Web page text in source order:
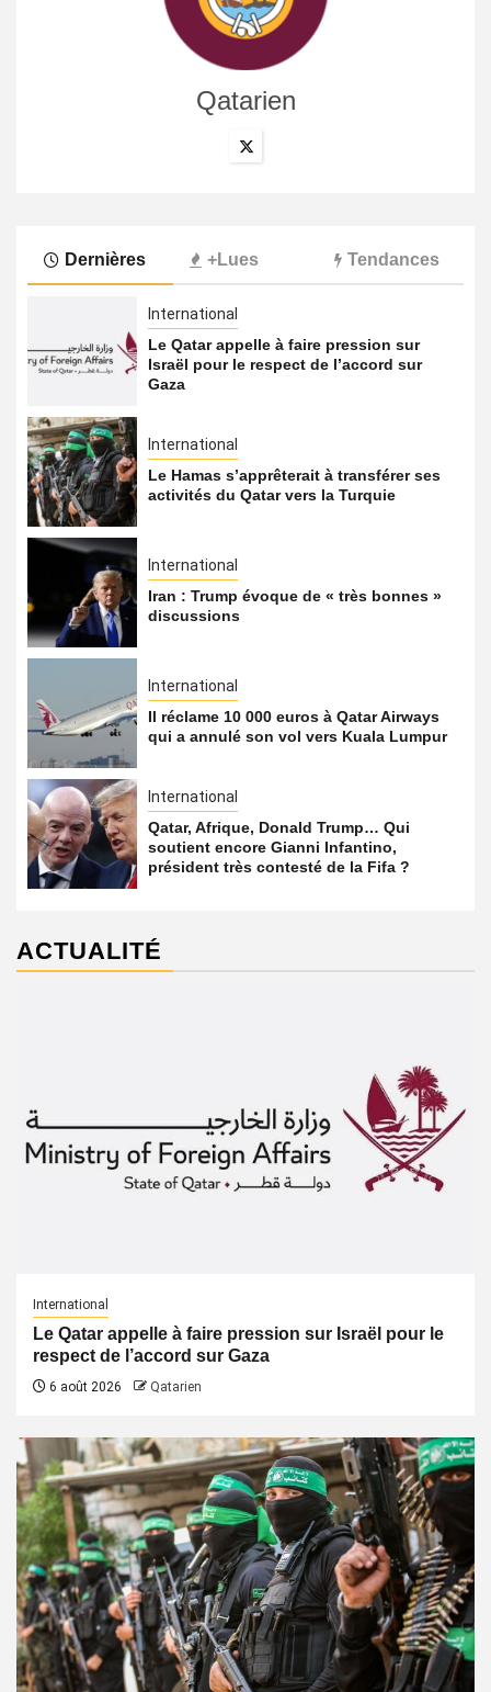
Qatarien
Dernières +Lues Tendances
International
Le Qatar appelle à faire pression sur
Israël pour le respect de l’accord sur
Gaza
International
Le Hamas s’apprêterait à transférer ses
activités du Qatar vers la Turquie
International
Iran : Trump évoque de « très bonnes »
discussions
International
Il réclame 10 000 euros à Qatar Airways
qui a annulé son vol vers Kuala Lumpur
International
Qatar, Afrique, Donald Trump… Qui
soutient encore Gianni Infantino,
président très contesté de la Fifa ?
ACTUALITÉ
International
Le Qatar appelle à faire pression sur Israël pour le
respect de l’accord sur Gaza
6 août 2026 Qatarien